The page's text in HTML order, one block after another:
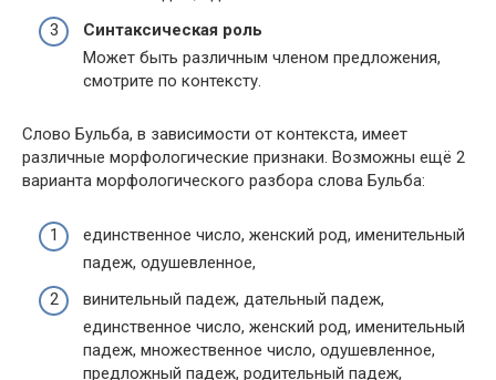
Синтаксическая роль
Может быть различным членом предложения,
смотрите по контексту.
Слово Бульба, в зависимости от контекста, имеет
различные морфологические признаки. Возможны ещё 2
варианта морфологического разбора слова Бульба:
единственное число, женский род, именительный
падеж, одушевленное,
винительный падеж, дательный падеж,
единственное число, женский род, именительный
падеж, множественное число, одушевленное,
предложный падеж, родительный падеж,